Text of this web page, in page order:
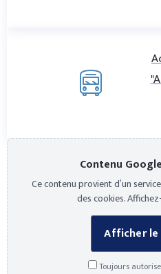
Contenu
Ce contenu provient d’un
des cookies.
Afficher
Toujours